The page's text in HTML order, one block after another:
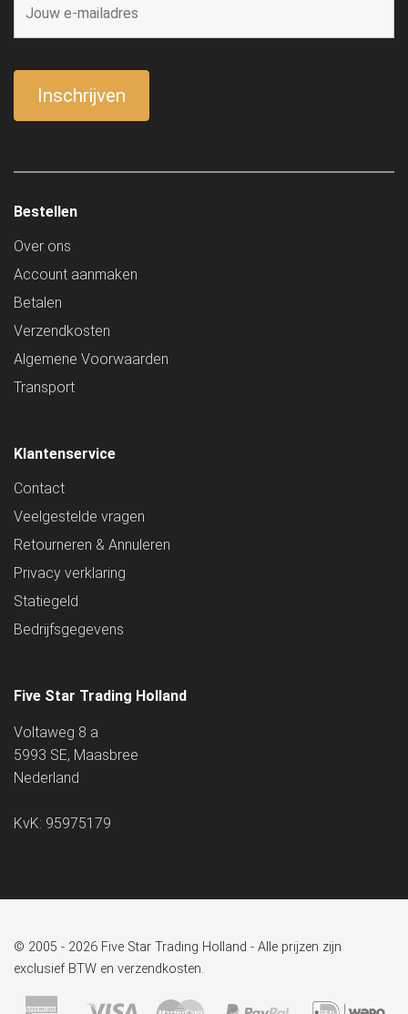
Bestellen
Over ons
Account aanmaken
Betalen
Verzendkosten
Algemene Voorwaarden
Transport
Klantenservice
Contact
Veelgestelde vragen
Retourneren & Annuleren
Privacy verklaring
Statiegeld
Bedrijfsgegevens
Five Star Trading Holland
Voltaweg 8 a
5993 SE, Maasbree
Nederland
KvK: 95975179
© 2005 - 2026 Five Star Trading Holland - Alle prijzen zijn
exclusief BTW en verzendkosten.